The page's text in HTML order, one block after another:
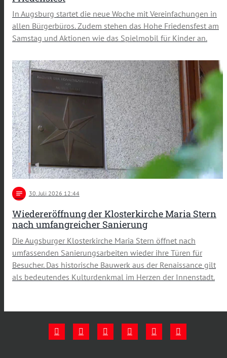
In Augsburg startet die neue Woche mit Vereinfachungen in
allen Bürgerbüros. Zudem stehen das Hohe Friedensfest am
Samstag und Aktionen wie das Spielmobil für Kinder an.
notes 30. Juli 2026 12:44
Wiedereröffnung der Klosterkirche Maria Stern
nach umfangreicher Sanierung
Die Augsburger Klosterkirche Maria Stern öffnet nach
umfassenden Sanierungsarbeiten wieder ihre Türen für
Besucher. Das historische Bauwerk aus der Renaissance gilt
als bedeutendes Kulturdenkmal im Herzen der Innenstadt.